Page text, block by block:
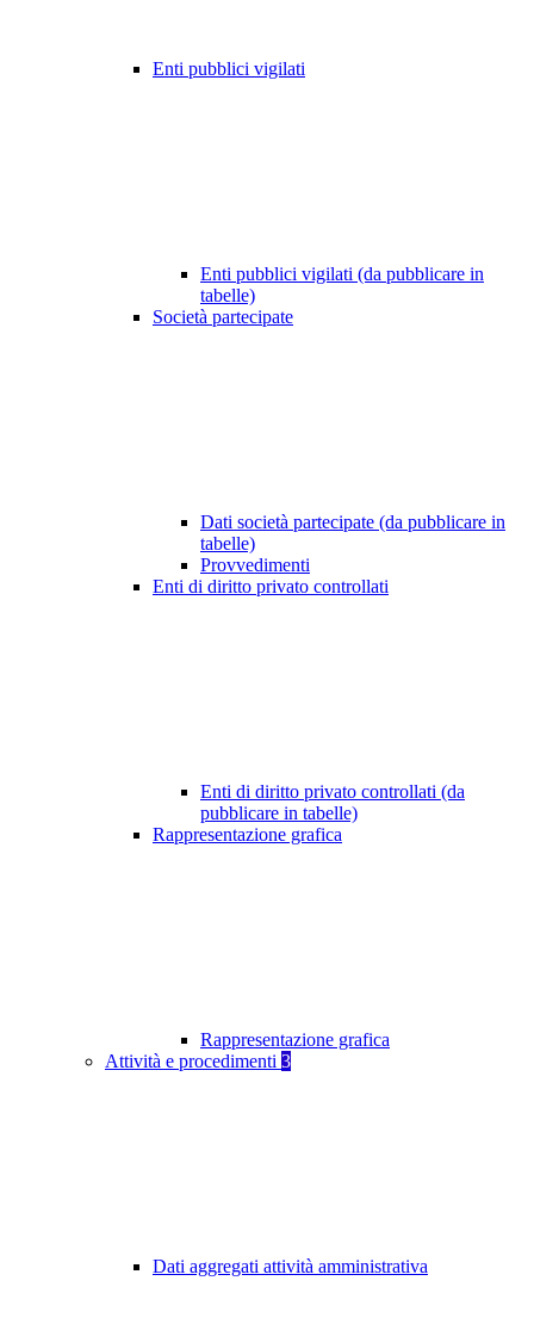
Enti pubblici vigilati
Enti pubblici vigilati (da pubblicare in
tabelle)
Società partecipate
Dati società partecipate (da pubblicare in
tabelle)
Provvedimenti
Enti di diritto privato controllati
Enti di diritto privato controllati (da
pubblicare in tabelle)
Rappresentazione grafica
Rappresentazione grafica
Attività e procedimenti 3
Dati aggregati attività amministrativa